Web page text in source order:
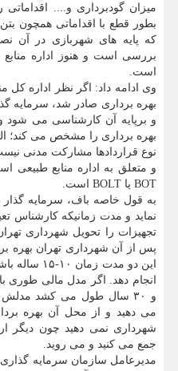
میزان گودبرداری و.... اقداماتی
بطور قطع با اقداماتی همچون
که پایه های شهربازی در آن
بررسی است و هنوز اداره منابع
است.
وی ادامه داد: اگر نظر اداره کل
بهره برداری صادر شد، سرمایه
و برپایه آن کارشناسی می شود
بهره برداری را مشخص می کند؛
نوع قراردادها مشارکت مدنی
و متعلق به اداره منابع طبیعی
BOT یا BOLT است.
به قول خاصه باف، سرمایه
نماید و مدت زمانیکه کارشناس
تجهیزات را تحویل شهرداری
پس از آن شهرداری تهران بهره
این دو مدت
انجام دهد. اگر مدل مالی طوری
می دهید و از محل آن بهره
شهرداری نمی دهید چون دیگر
جمع می کنید و می روید.
مدیرعامل سازمان سرمایه